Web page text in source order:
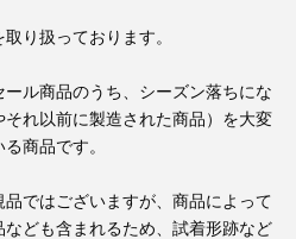
り扱っております。
ル商品のうち、シーズン落ちにな
それ以前に製造された商品）を大変
商品です。
ではございますが、商品によって
ども含まれるため、試着形跡など